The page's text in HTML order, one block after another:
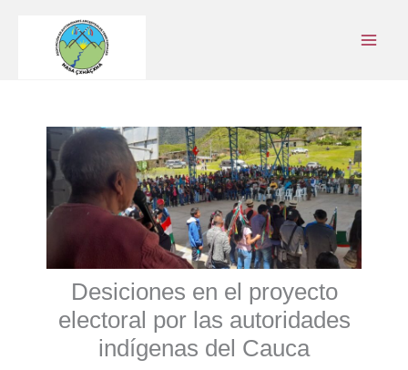
contenido
Desiciones en el proyecto
electoral por las autoridades
indígenas del Cauca